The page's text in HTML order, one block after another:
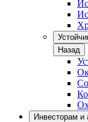
Назад
Инвесторам и